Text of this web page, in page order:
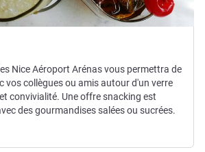
Nice Aéroport Arénas vous permettra de
vos collègues ou amis autour d'un verre
convivialité. Une offre snacking est
des gourmandises salées ou sucrées.